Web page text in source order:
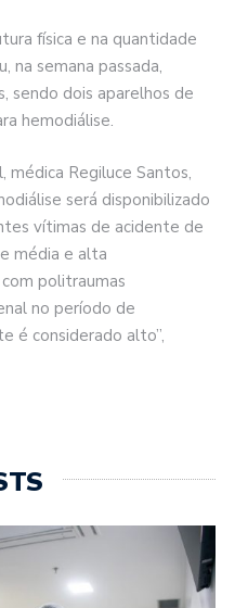
física e na quantidade
na semana passada,
sendo dois aparelhos de
hemodiálise.
Regiluce Santos,
será disponibilizado
vítimas de acidente de
média e alta
politraumas
no período de
é considerado alto”,